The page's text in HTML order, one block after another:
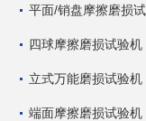
平面/销盘摩擦磨损
四球摩擦磨损试验机
立式万能磨损试验机
端面摩擦磨损试验机